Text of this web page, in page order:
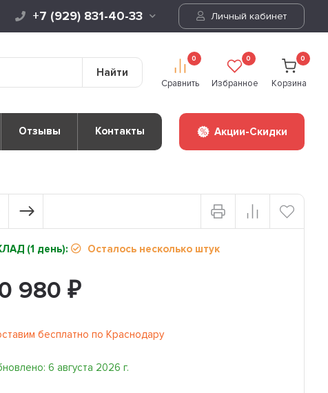
+7 (929) 831-40-33 Личный кабинет
Найти
0
Сравнить
0
Избранное
0
Корзина
Отзывы Контакты Акции-Скидки
(1 день): Осталось несколько штук
980 ₽
бесплатно по Краснодару
6 августа 2026 г.